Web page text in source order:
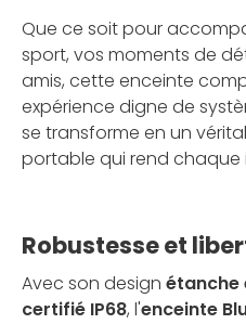
Que ce soit pour
sport, vos moments de
amis, cette enceinte
expérience digne de
se transforme en un
portable qui rend chaque
Robustesse et
Avec son design étanche
certifié IP68, l'enceinte